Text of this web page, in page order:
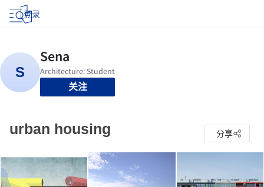
登录
关注
urban housing 分享